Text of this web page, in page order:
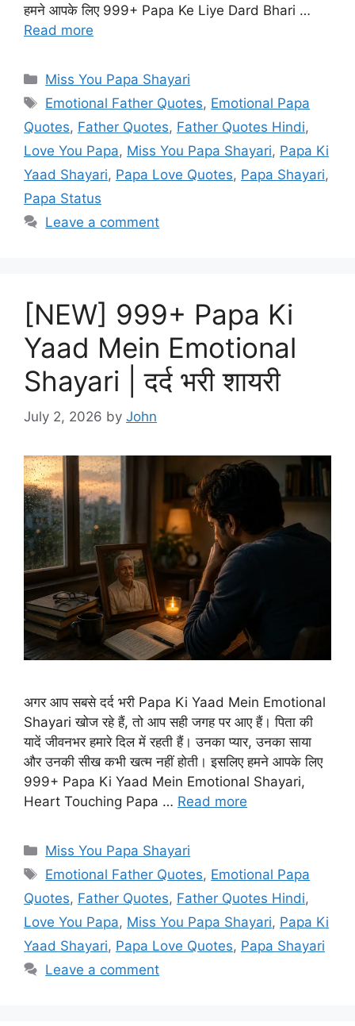
हमने आपके लिए 999+ Papa Ke Liye Dard Bhari …
Read more
Categories
Miss You Papa Shayari
Tags
Emotional Father Quotes, Emotional Papa
Quotes, Father Quotes, Father Quotes Hindi,
Love You Papa, Miss You Papa Shayari, Papa Ki
Yaad Shayari, Papa Love Quotes, Papa Shayari,
Papa Status
Leave a comment
[NEW] 999+ Papa Ki
Yaad Mein Emotional
Shayari | दर्द भरी शायरी
July 2, 2026 by John
अगर आप सबसे दर्द भरी Papa Ki Yaad Mein Emotional
Shayari खोज रहे हैं, तो आप सही जगह पर आए हैं। पिता की
यादें जीवनभर हमारे दिल में रहती हैं। उनका प्यार, उनका साया
और उनकी सीख कभी खत्म नहीं होती। इसलिए हमने आपके लिए
999+ Papa Ki Yaad Mein Emotional Shayari,
Heart Touching Papa … Read more
Categories
Miss You Papa Shayari
Tags
Emotional Father Quotes, Emotional Papa
Quotes, Father Quotes, Father Quotes Hindi,
Love You Papa, Miss You Papa Shayari, Papa Ki
Yaad Shayari, Papa Love Quotes, Papa Shayari
Leave a comment